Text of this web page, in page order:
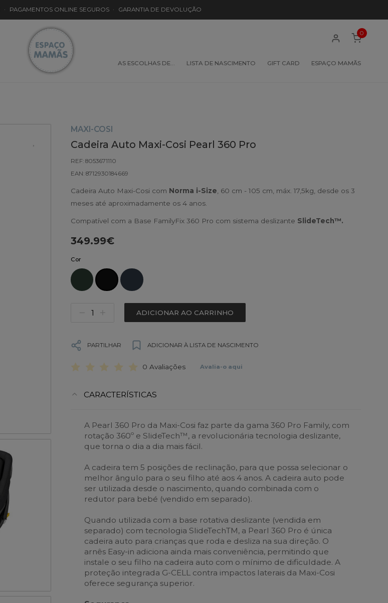
· PAGAMENTOS ONLINE SEGUROS · GARANTIA DE DEVOLUÇÃO
AS ESCOLHAS DE… LISTA DE NASCIMENTO GIFT CARD ESPAÇO MAMÃS
0
MAXI-COSI
Cadeira Auto Maxi-Cosi Pearl 360 Pro
REF: 8053671110
EAN: 8712930184669
Cadeira Auto Maxi-Cosi com Norma i-Size, 60 cm - 105 cm, máx. 17,5kg, desde os 3
meses até aproximadamente os 4 anos.
Compatível com a Base FamilyFix 360 Pro com sistema deslizante SlideTech™.
349.99€
Cor
ADICIONAR AO CARRINHO
PARTILHAR ADICIONAR À LISTA DE NASCIMENTO
0 Avaliações Avalia-o aqui
CARACTERÍSTICAS
A Pearl 360 Pro da Maxi-Cosi faz parte da gama 360 Pro Family, com
rotação 360º e SlideTech™, a revolucionária tecnologia deslizante,
que torna o dia a dia mais fácil.
A cadeira tem 5 posições de reclinação, para que possa selecionar o
melhor ângulo para o seu filho até aos 4 anos. A cadeira auto pode
ser utilizada desde o nascimento, quando combinada com o
redutor para bebé (vendido em separado).
Quando utilizada com a base rotativa deslizante (vendida em
separado) com tecnologia SlideTechTM, a Pearl 360 Pro é única
cadeira auto para crianças que roda e desliza na sua direção. O
arnês Easy-in adiciona ainda mais conveniência, permitindo que
instale o seu filho na cadeira auto com o mínimo de dificuldade. A
proteção integrada G-CELL contra impactos laterais da Maxi-Cosi
oferece segurança superior.